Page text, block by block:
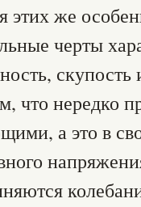
этих же
черты
что нередко
а это в